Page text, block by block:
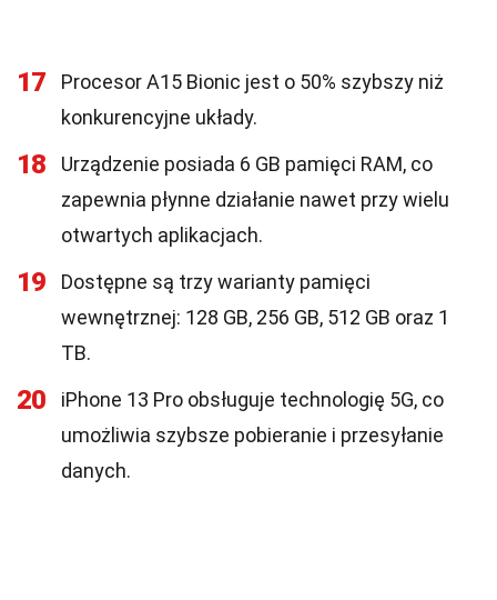
17
Procesor A15 Bionic jest o 50% szybszy niż
konkurencyjne układy.
18
Urządzenie posiada 6 GB pamięci RAM, co
zapewnia płynne działanie nawet przy wielu
otwartych aplikacjach.
19
Dostępne są trzy warianty pamięci
wewnętrznej: 128 GB, 256 GB, 512 GB oraz 1
TB.
20
iPhone 13 Pro obsługuje technologię 5G, co
umożliwia szybsze pobieranie i przesyłanie
danych.